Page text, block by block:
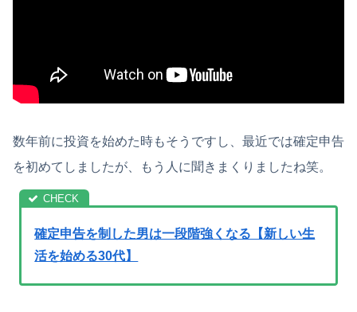
数年前に投資を始めた時もそうですし、最近では確定申告
を初めてしましたが、もう人に聞きまくりましたね笑。
確定申告を制した男は一段階強くなる【新しい生
活を始める30代】